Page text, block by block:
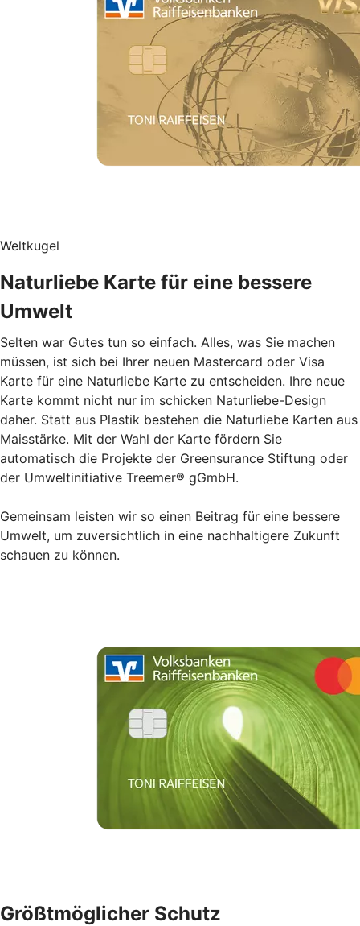
Weltkugel
Naturliebe Karte für eine bessere
Umwelt
Selten war Gutes tun so einfach. Alles, was Sie machen
müssen, ist sich bei Ihrer neuen Mastercard oder Visa
Karte für eine Naturliebe Karte zu entscheiden. Ihre neue
Karte kommt nicht nur im schicken Naturliebe-Design
daher. Statt aus Plastik bestehen die Naturliebe Karten aus
Maisstärke. Mit der Wahl der Karte fördern Sie
automatisch die Projekte der Greensurance Stiftung oder
der Umweltinitiative Treemer® gGmbH.
Gemeinsam leisten wir so einen Beitrag für eine bessere
Umwelt, um zuversichtlich in eine nachhaltigere Zukunft
schauen zu können.
Größtmöglicher Schutz